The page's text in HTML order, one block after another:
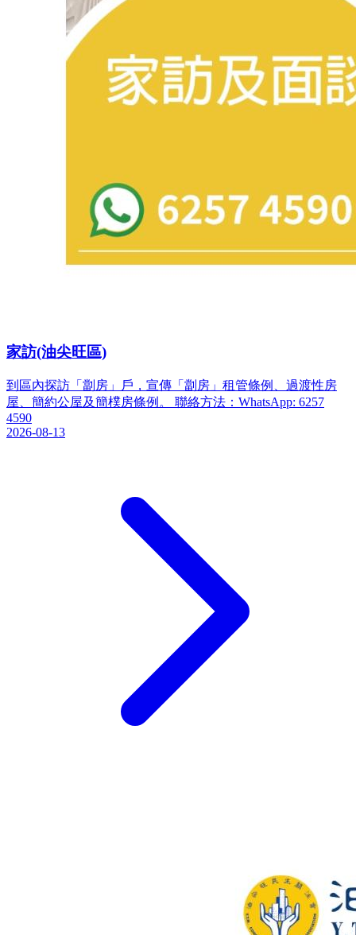
家訪(油尖旺區)
到區內探訪「劏房」戶，宣傳「劏房」租管條例、過渡性房
屋、簡約公屋及簡樸房條例。 聯絡方法：WhatsApp: 6257
4590
2026-08-13